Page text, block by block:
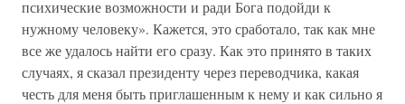
психические возможности и ради Бога подойди к
нужному человеку». Кажется, это сработало, так как мне
все же удалось найти его сразу. Как это принято в таких
случаях, я сказал президенту через переводчика, какая
честь для меня быть приглашенным к нему и как сильно я